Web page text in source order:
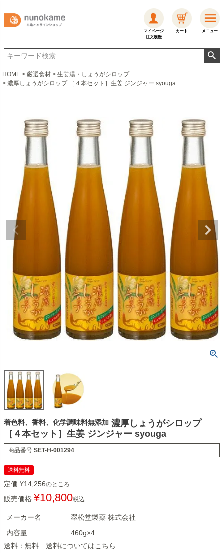
マイページ
注文履歴
カート メニュー
HOME 厳選食材
生姜湯・しょうがシロップ
濃厚しょうがシロップ ［４本セット］生姜 ジンジャー syouga
着色料、香料、化学調味料無添加 濃厚しょうがシロップ
［４本セット］生姜 ジンジャー syouga
商品番号 SET-H-001294
送料無料
定価 ¥14,256のところ
販売価格 ¥10,800税込
メーカー名
翠松堂製薬 株式会社
内容量
460g×4
送料：無料 送料についてはこちら